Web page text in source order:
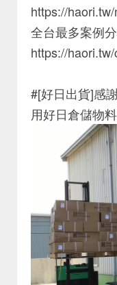
https://
全台最多案例
https://
#[好日出貨]感
用好日倉儲物